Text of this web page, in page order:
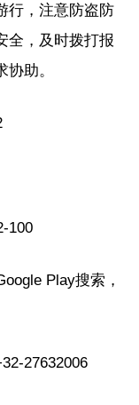
行，注意防盗防
全，及时拨打报
助。
100
Play搜索，
27632006